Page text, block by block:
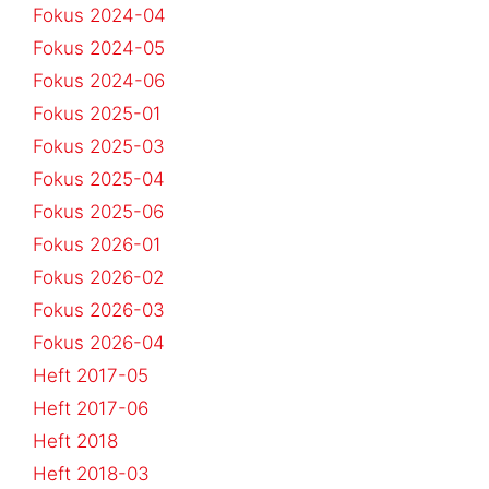
Fokus 2024-04
Fokus 2024-05
Fokus 2024-06
Fokus 2025-01
Fokus 2025-03
Fokus 2025-04
Fokus 2025-06
Fokus 2026-01
Fokus 2026-02
Fokus 2026-03
Fokus 2026-04
Heft 2017-05
Heft 2017-06
Heft 2018
Heft 2018-03